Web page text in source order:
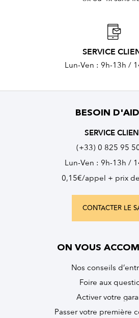
SERVICE
Lun-Ven : 9h-13h /
BESOIN
SERVICE
(+33) 0 825 95
Lun-Ven : 9h-13h /
0,15€/appel + prix
CONTACTER LE
ON VOUS
Nos conseils
Foire aux
Activer votre
Passer votre première